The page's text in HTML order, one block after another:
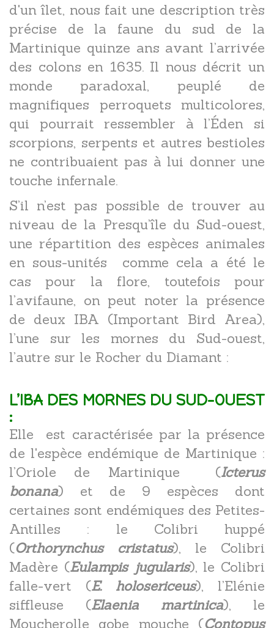
d'un îlet, nous fait une description très
précise de la faune du sud de la
Martinique quinze ans avant l’arrivée
des colons en 1635. Il nous décrit un
monde paradoxal, peuplé de
magnifiques perroquets multicolores,
qui pourrait ressembler à l’Éden si
scorpions, serpents et autres bestioles
ne contribuaient pas à lui donner une
touche infernale.
S’il n’est pas possible de trouver au
niveau de la Presqu’île du Sud-ouest,
une répartition des espèces animales
en sous-unités comme cela a été le
cas pour la flore, toutefois pour
l’avifaune, on peut noter la présence
de deux IBA (Important Bird Area),
l’une sur les mornes du Sud-ouest,
l’autre sur le Rocher du Diamant :
L’IBA DES MORNES DU SUD-OUEST
:
Elle est caractérisée par la présence
de l'espèce endémique de Martinique :
l’Oriole de Martinique (Icterus
bonana) et de 9 espèces dont
certaines sont endémiques des Petites-
Antilles : le Colibri huppé
(Orthorynchus cristatus), le Colibri
Madère (Eulampis jugularis), le Colibri
falle-vert (E. holosericeus), l’Elénie
siffleuse (Elaenia martinica), le
Moucherolle gobe mouche (Contopus